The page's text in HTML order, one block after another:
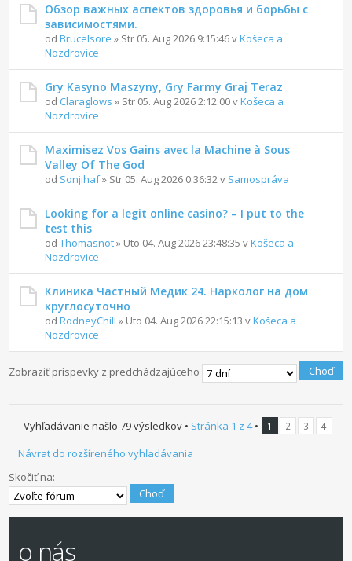
Обзор важных аспектов здоровья и борьбы с
зависимостями.
odBruceIsore » Str 05. Aug 2026 9:15:46 vKošeca a
Nozdrovice
Gry Kasyno Maszyny, Gry Farmy Graj Teraz
od Claraglows » Str 05. Aug 2026 2:12:00 vKošeca a
Nozdrovice
Maximisez Vos Gains avec la Machine à Sous
Valley Of The God
od Sonjihaf» Str 05. Aug 2026 0:36:32 v Samospráva
Looking for a legit online casino? – I put to the
test this
odThomasnot» Uto 04. Aug 2026 23:48:35 vKošeca a
Nozdrovice
Клиника Частный Медик 24. Нарколог на дом
круглосуточно
odRodneyChill » Uto 04. Aug 2026 22:15:13 vKošeca a
Nozdrovice
Ďalší
Zobraziť príspevky z predchádzajúceho
Vyhľadávanie našlo 79 výsledkov • Stránka 1 z 4• 1 2 3 4
Návrat do rozšíreného vyhľadávania
Skočiť na:
o nás